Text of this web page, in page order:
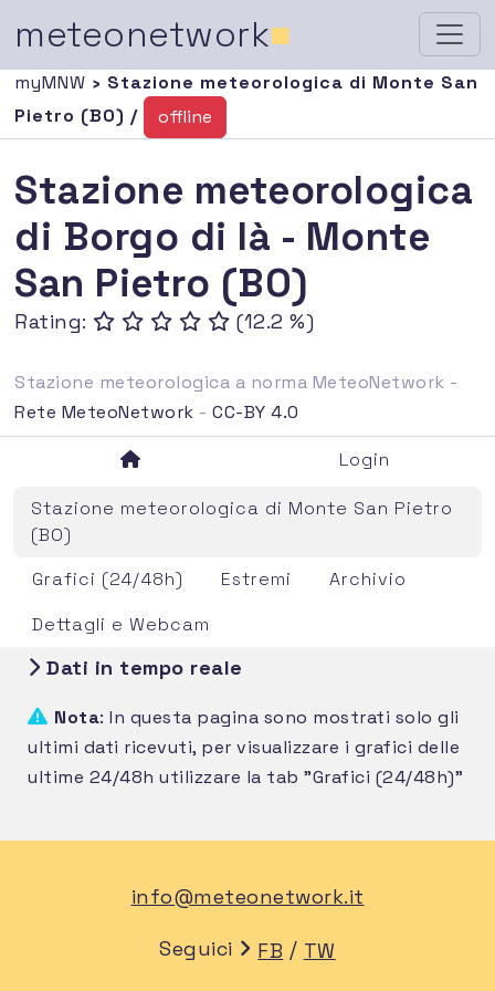
meteonetwork■
myMNW › Stazione meteorologica di Monte San
Pietro (BO) /
offline
Stazione meteorologica
di Borgo di là - Monte
San Pietro (BO)
Rating: (12.2 %)
Stazione meteorologica a norma MeteoNetwork -
Rete MeteoNetwork -CC-BY 4.0
Login
Stazione meteorologica di Monte San Pietro
(BO)
Grafici (24/48h)
Estremi
Archivio
Dettagli e Webcam
Dati in tempo reale
Nota: In questa pagina sono mostrati solo gli
ultimi dati ricevuti, per visualizzare i grafici delle
ultime 24/48h utilizzare la tab "Grafici (24/48h)"
info@meteonetwork.it
Seguici FB / TW